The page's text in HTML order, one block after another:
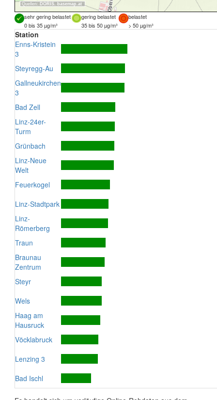
Quellen: DORIS, basemap.at
sehr gering belastet gering belastet
belastet
0 bis 35 µg/m³
35 bis 50 µg/m³ > 50 µg/m³
Station
Enns-Kristein
3
Steyregg-Au
Gallneukirchen
3
Bad Zell
Linz-24er-
Turm
Grünbach
Linz-Neue
Welt
Feuerkogel
Linz-Stadtpark
Linz-
Römerberg
Traun
Braunau
Zentrum
Steyr
Wels
Haag am
Hausruck
Vöcklabruck
Lenzing 3
Bad Ischl